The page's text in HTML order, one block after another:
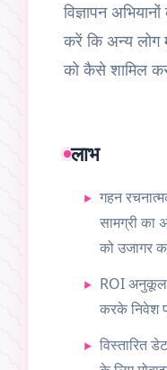
विज्ञापन
करें कि अन्य लोग
को कैसे शामिल
लाभ
गहन
सामग्री का
को उजागर
ROI
करके निवेश
विस्तारित